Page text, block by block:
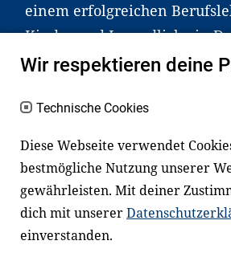
einem erfolgreichen
Kinder und Jugendliche in
haben aber große
an Familien sowie an
Lehrer*innen und andere
Fachexpert*innen. Dafür
mit Ministerien,
Einrichtungen, Verbänden,
und anderen Stiftungen
Wir respektieren deine
Technische Cookies
Diese Webseite verwendet
bestmögliche Nutzung unserer
gewährleisten. Mit deiner
dich mit unserer
einverstanden.